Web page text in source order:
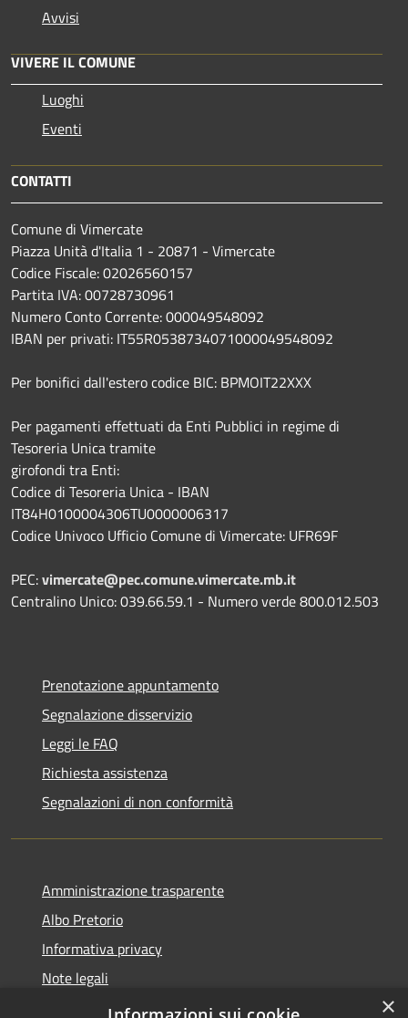
Avvisi
VIVERE IL COMUNE
Luoghi
Eventi
CONTATTI
Comune di Vimercate
Piazza Unità d'Italia 1 - 20871 - Vimercate
Codice Fiscale: 02026560157
Partita IVA: 00728730961
Numero Conto Corrente: 000049548092
IBAN per privati: IT55R0538734071000049548092
Per bonifici dall'estero codice BIC: BPMOIT22XXX
Per pagamenti effettuati da Enti Pubblici in regime di
Tesoreria Unica tramite
girofondi tra Enti:
Codice di Tesoreria Unica - IBAN
IT84H0100004306TU0000006317
Codice Univoco Ufficio Comune di Vimercate: UFR69F
PEC:vimercate@pec.comune.vimercate.mb.it
Centralino Unico: 039.66.59.1 - Numero verde 800.012.503
Prenotazione appuntamento
Segnalazione disservizio
Leggi le FAQ
Richiesta assistenza
Segnalazioni di non conformità
Amministrazione trasparente
Albo Pretorio
Informativa privacy
Note legali
Dichiarazione di accessibilità
×